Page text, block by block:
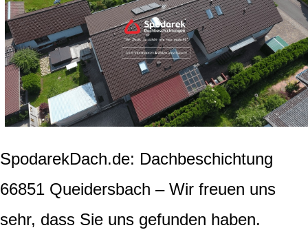
SpodarekDach.de: Dachbeschichtung
66851 Queidersbach – Wir freuen uns
sehr, dass Sie uns gefunden haben.